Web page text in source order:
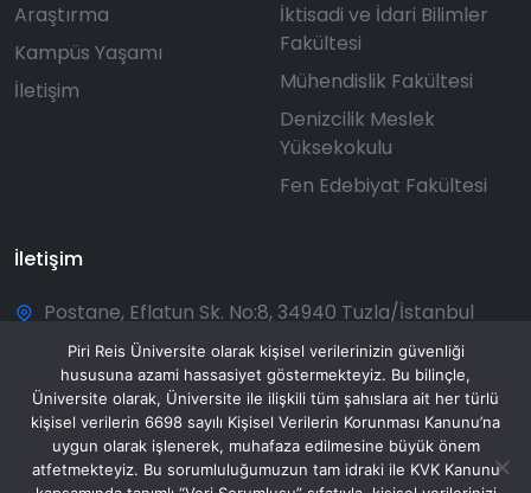
Araştırma
Kampüs Yaşamı
İletişim
İktisadi ve İdari Bilimler
Fakültesi
Mühendislik Fakültesi
Denizcilik Meslek
Yüksekokulu
Fen Edebiyat Fakültesi
İletişim
Postane, Eflatun Sk. No:8, 34940 Tuzla/İstanbul
+90 216 581 00 50
bilgi@pirireis.edu.tr
Pazartesi - Pazar: 08:30 - 20:00
Piri Reis Üniversite olarak kişisel verilerinizin güvenliği
hususuna azami hassasiyet göstermekteyiz. Bu bilinçle,
Üniversite olarak, Üniversite ile ilişkili tüm şahıslara ait her türlü
kişisel verilerin 6698 sayılı Kişisel Verilerin Korunması Kanunu’na
uygun olarak işlenerek, muhafaza edilmesine büyük önem
atfetmekteyiz. Bu sorumluluğumuzun tam idraki ile KVK Kanunu